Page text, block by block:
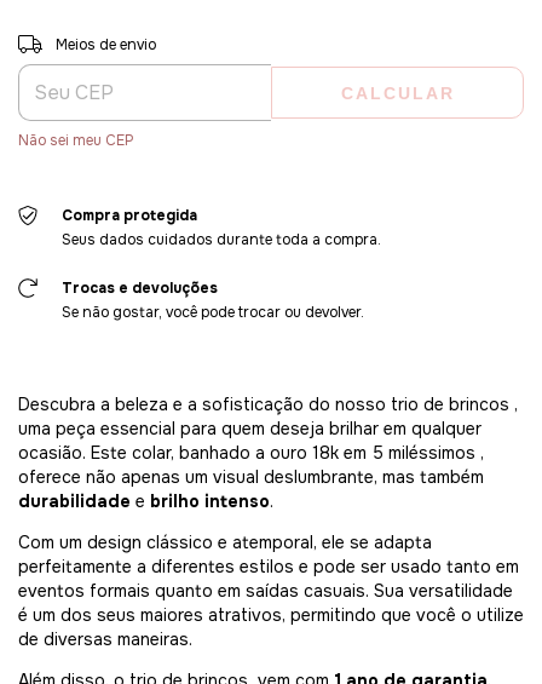
Entregas para o CEP:
Meios de envio
CALCULAR
Não sei meu CEP
Compra protegida
Seus dados cuidados durante toda a compra.
Trocas e devoluções
Se não gostar, você pode trocar ou devolver.
Descubra a beleza e a sofisticação do nosso trio de brincos ,
uma peça essencial para quem deseja brilhar em qualquer
ocasião. Este colar, banhado a ouro 18k em 5 miléssimos ,
oferece não apenas um visual deslumbrante, mas também
durabilidade e brilho intenso.
Com um design clássico e atemporal, ele se adapta
perfeitamente a diferentes estilos e pode ser usado tanto em
eventos formais quanto em saídas casuais. Sua versatilidade
é um dos seus maiores atrativos, permitindo que você o utilize
de diversas maneiras.